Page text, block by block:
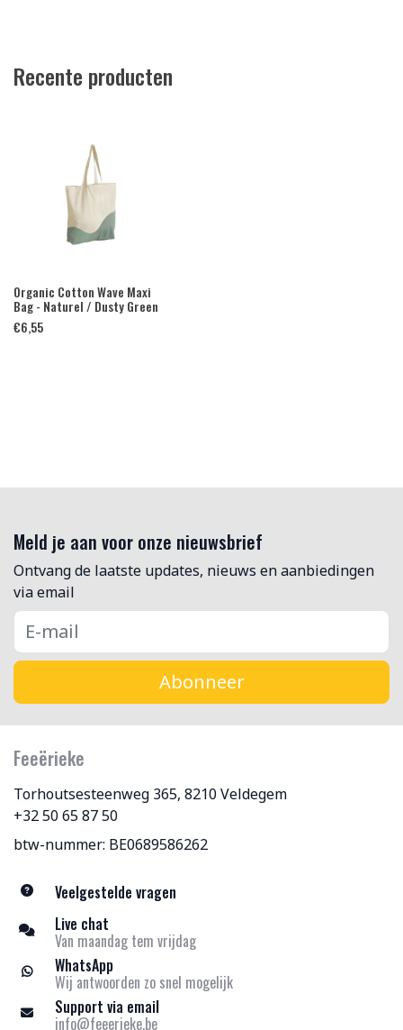
Recente producten
Organic Cotton Wave Maxi
Bag - Naturel / Dusty Green
€6,55
Meld je aan voor onze nieuwsbrief
Ontvang de laatste updates, nieuws en aanbiedingen
via email
Abonneer
Feeërieke
Torhoutsesteenweg 365, 8210 Veldegem
+32 50 65 87 50
btw-nummer: BE0689586262
Veelgestelde vragen
Live chat
Van maandag tem vrijdag
WhatsApp
Wij antwoorden zo snel mogelijk
Support via email
info@feeerieke.be